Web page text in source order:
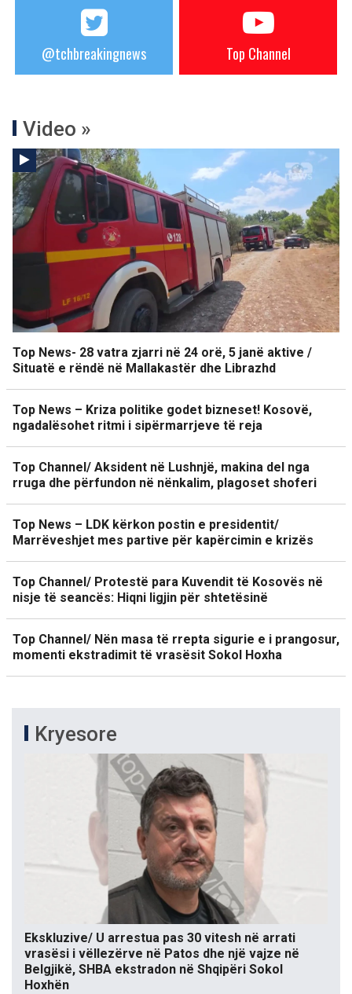
@tchbreakingnews Top Channel
Video »
Top News- 28 vatra zjarri në 24 orë, 5 janë aktive /
Situatë e rëndë në Mallakastër dhe Librazhd
Top News – Kriza politike godet bizneset! Kosovë,
ngadalësohet ritmi i sipërmarrjeve të reja
Top Channel/ Aksident në Lushnjë, makina del nga
rruga dhe përfundon në nënkalim, plagoset shoferi
Top News – LDK kërkon postin e presidentit/
Marrëveshjet mes partive për kapërcimin e krizës
Top Channel/ Protestë para Kuvendit të Kosovës në
nisje të seancës: Hiqni ligjin për shtetësinë
Top Channel/ Nën masa të rrepta sigurie e i prangosur,
momenti ekstradimit të vrasësit Sokol Hoxha
Kryesore
Ekskluzive/ U arrestua pas 30 vitesh në arrati
vrasësi i vëllezërve në Patos dhe një vajze në
Belgjikë, SHBA ekstradon në Shqipëri Sokol
Hoxhën